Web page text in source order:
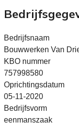
Bedrijfsnaam
Bouwwerken Van
KBO nummer
757998580
Oprichtingsdatum
05-11-2020
Bedrijfsvorm
eenmanszaak